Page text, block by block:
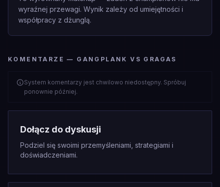
wyraźnej przewagi. Wynik zależy od umiejętności i
współpracy z dżunglą.
KOMENTARZE — GANGPLANK VS GRAGAS
System komentarzy jest chwilowo niedostępny. Spróbuj
ponownie później.
Dołącz do dyskusji
Podziel się swoimi przemyśleniami, strategiami i
doświadczeniami.